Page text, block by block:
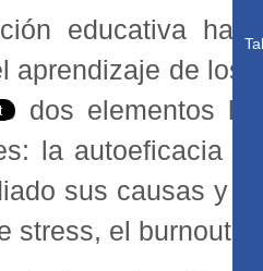
educativa ha
aprendizaje de los
dos elementos
la autoeficacia
sus causas y
stress, el burnout